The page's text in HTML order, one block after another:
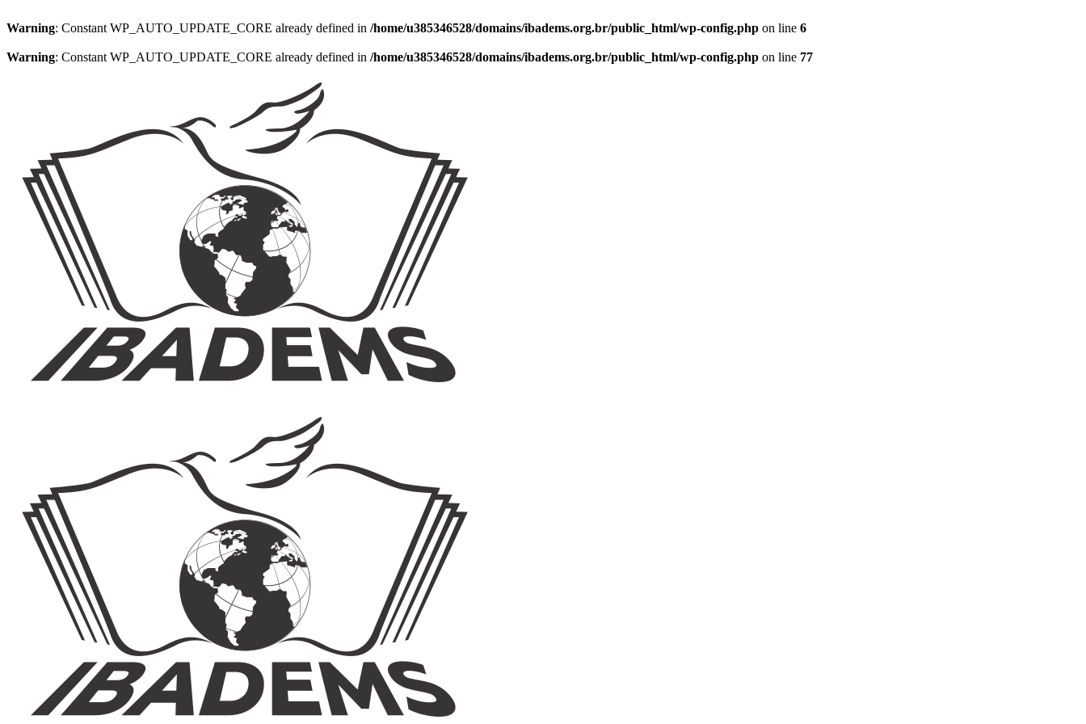
Warning: Constant WP_AUTO_UPDATE_CORE already defined in /home/u385346528/domains/ibadems.org.br/public_html/wp-config.php on line 6
Warning: Constant WP_AUTO_UPDATE_CORE already defined in /home/u385346528/domains/ibadems.org.br/public_html/wp-config.php on line 77